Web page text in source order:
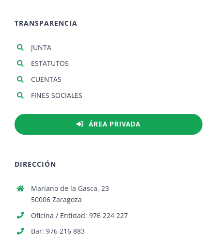
TRANSPARENCIA
JUNTA
ESTATUTOS
CUENTAS
FINES SOCIALES
ÁREA PRIVADA
DIRECCIÓN
Mariano de la Gasca, 23
50006 Zaragoza
Oficina / Entidad: 976 224 227
Bar: 976 216 883